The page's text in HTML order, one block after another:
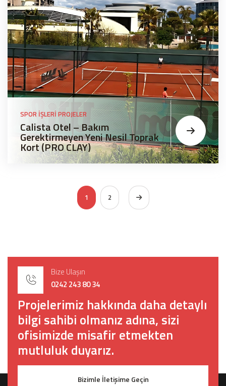
SPOR İŞLERI PROJELER
Calista Otel – Bakım
Gerektirmeyen Yeni Nesil Toprak
Kort (PRO CLAY)
1 2
Bize Ulaşın
0242 243 80 34
Projelerimiz hakkında daha detaylı
bilgi sahibi olmanız adına, sizi
ofisimizde misafir etmekten
mutluluk duyarız.
Bizimle İletişime Geçin